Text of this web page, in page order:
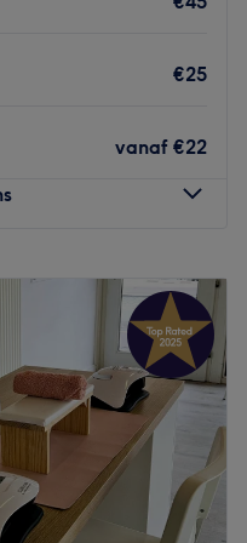
€25
vanaf €22
–20:00
–20:00
–20:00
12:00 –20:00
10:00–14:00
Gesloten
in het hartje van
permanente make-up,